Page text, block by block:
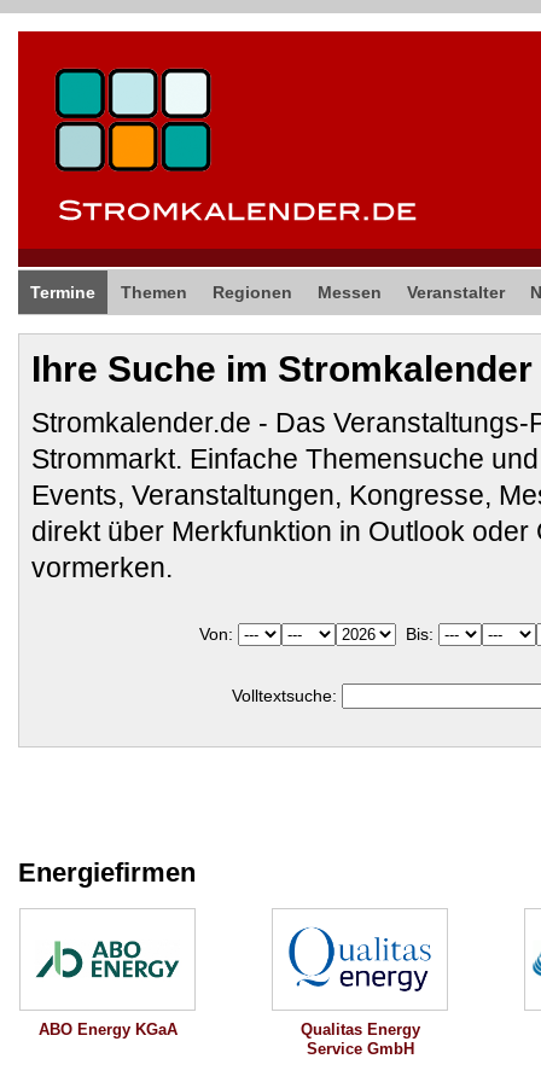
Termine Themen Regionen Messen Veranstalter
Ihre Suche im Stromkalender
Stromkalender.de - Das Veranstaltungs-
Strommarkt. Einfache Themensuche
Events, Veranstaltungen, Kongresse,
direkt über Merkfunktion in Outlook oder
vormerken.
Von: Bis:
Volltextsuche:
Energiefirmen
ABO Energy KGaA
Qualitas Energy
Service GmbH